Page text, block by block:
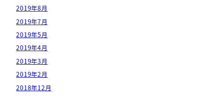
2019年8月
2019年7月
2019年5月
2019年4月
2019年3月
2019年2月
2018年12月